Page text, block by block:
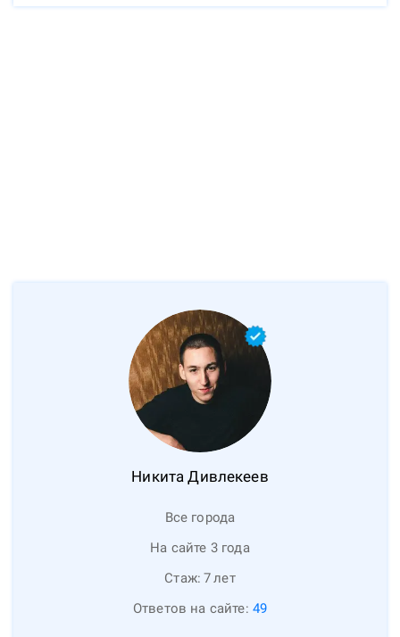
Никита Дивлекеев
Все города
На сайте 3 года
Стаж: 7лет
Ответов на сайте: 49